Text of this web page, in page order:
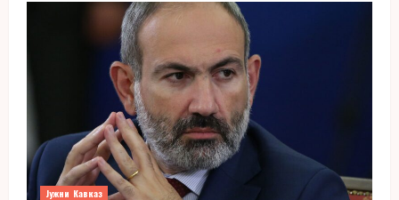
Јужни Кавказ